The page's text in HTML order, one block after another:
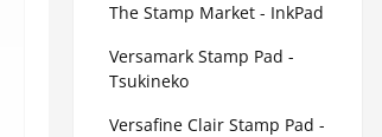
The Stamp Market - InkPad
Versamark Stamp Pad -
Tsukineko
Versafine Clair Stamp Pad -